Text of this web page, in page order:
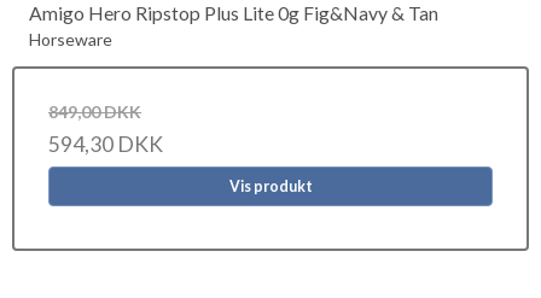
Amigo Hero Ripstop Plus Lite 0g Fig&Navy & Tan
Horseware
849,00 DKK
594,30 DKK
Vis produkt